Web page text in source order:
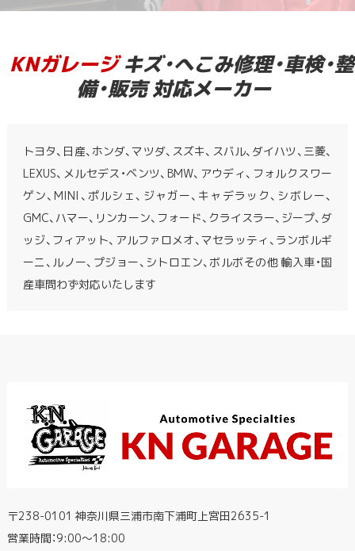
KNガレージキズ・へこみ修理・車検・整
備・販売 対応メーカー
トヨタ、日産、ホンダ、マツダ、スズキ、スバル、ダイハツ、三菱、
LEXUS、メルセデス・ベンツ、BMW、アウディ、フォルクスワー
ゲン、MINI、ポルシェ、ジャガー、キャデラック、シボレー、
GMC、ハマー、リンカーン、フォード、クライスラー、ジープ、ダ
ッジ、フィアット、アルファロメオ、マセラッティ、ランボルギ
ーニ、ルノー、プジョー、シトロエン、ボルボその他 輸入車・国
産車問わず対応いたします
〒238-0101 神奈川県三浦市南下浦町上宮田2635-1
営業時間：9:00〜18:00